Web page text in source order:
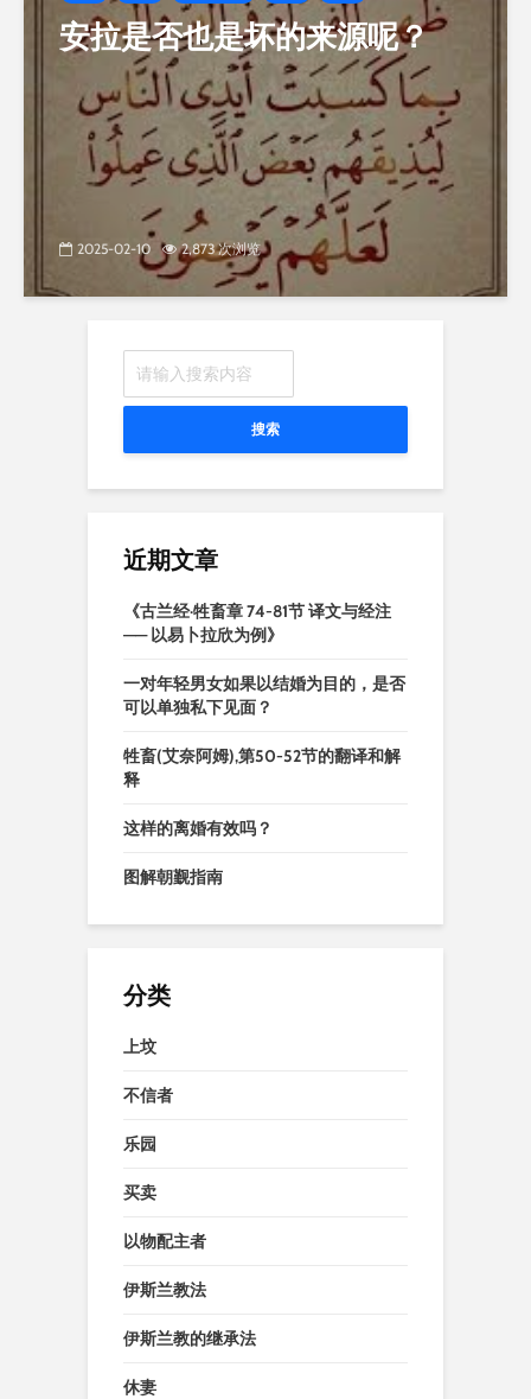
安拉是否也是坏的来源呢？
2025-02-10 2,873 次浏览
搜索
近期文章
《古兰经·牲畜章 74-81节 译文与经注
—— 以易卜拉欣为例》
一对年轻男女如果以结婚为目的，是否
可以单独私下见面？
牲畜(艾奈阿姆),第50-52节的翻译和解
释
这样的离婚有效吗？
图解朝觐指南
分类
上坟
不信者
乐园
买卖
以物配主者
伊斯兰教法
伊斯兰教的继承法
休妻